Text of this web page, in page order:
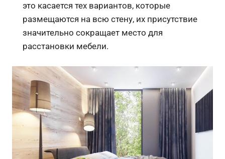
это касается тех вариантов, которые
размещаются на всю стену, их присутствие
значительно сокращает место для
расстановки мебели.